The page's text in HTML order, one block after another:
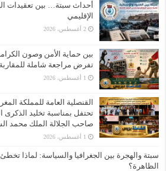
أحداث سبتة… بين تعقيدات
الإقليمي
2 أغسطس، 2026
بين حماية الأمن وصون
تفرض مراجعة شاملة للمقاربة
1 أغسطس، 2026
القنصلية العامة للمملكة
تحتفل بمناسبة تخليد الذكرى
صاحب الجلالة الملك محمد
1 أغسطس، 2026
سبتة والهجرة بين الجغرافيا والسياسة: لماذا
الظاهرة؟